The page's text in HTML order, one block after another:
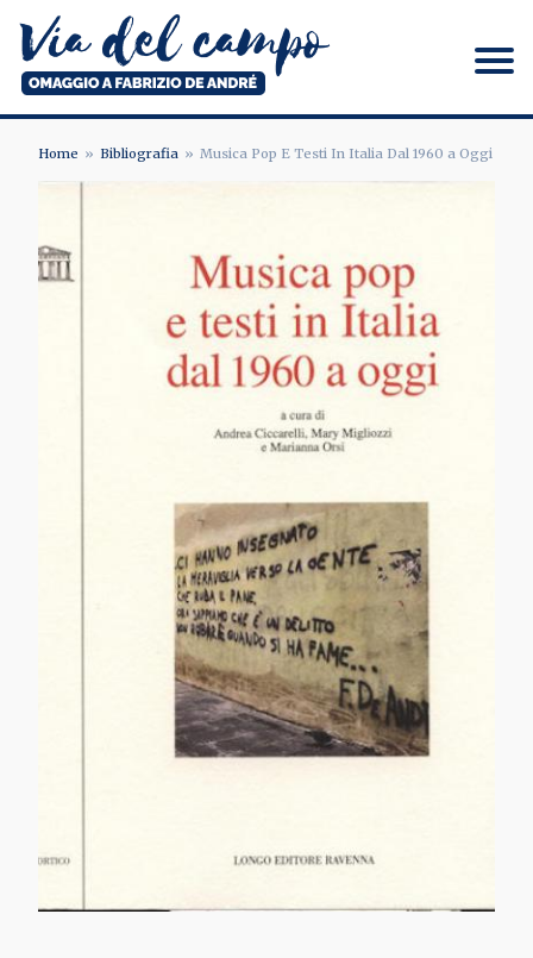
contenuto
principale
Via del campo
BRICIOLE
PANE
Home Bibliografia Musica Pop E Testi In Italia Dal 1960 a Oggi